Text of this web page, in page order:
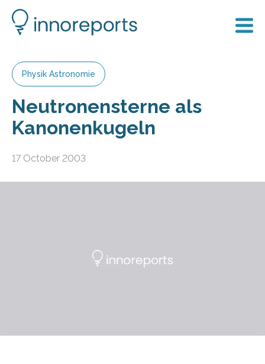
Physik Astronomie
Neutronensterne als
Kanonenkugeln
17 October 2003